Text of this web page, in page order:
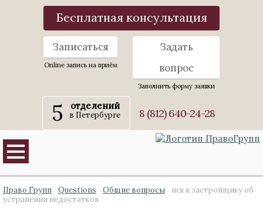
Бесплатная консультация
Записаться
Online запись на приём
Задать
вопрос
Заполнить форму заявки
5 отделений
в Петербурге 8 (812) 640-24-28
Право Групп Questions Общие вопросы
иск к застройщику об
устранении недостатков